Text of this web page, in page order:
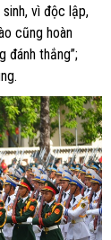
vì độc lập,
cũng hoàn
đánh thắng”;